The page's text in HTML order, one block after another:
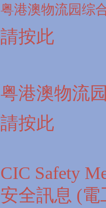
粤港澳物流园综
請按此
粤港澳物流
請按此
CIC Safety
安全訊息 (